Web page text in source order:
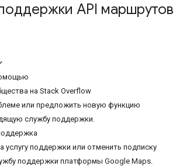
API маршрутов
на Stack Overflow
или предложить новую функцию
службу поддержки.
услугу поддержки или отменить подписку
поддержки платформы Google Maps.